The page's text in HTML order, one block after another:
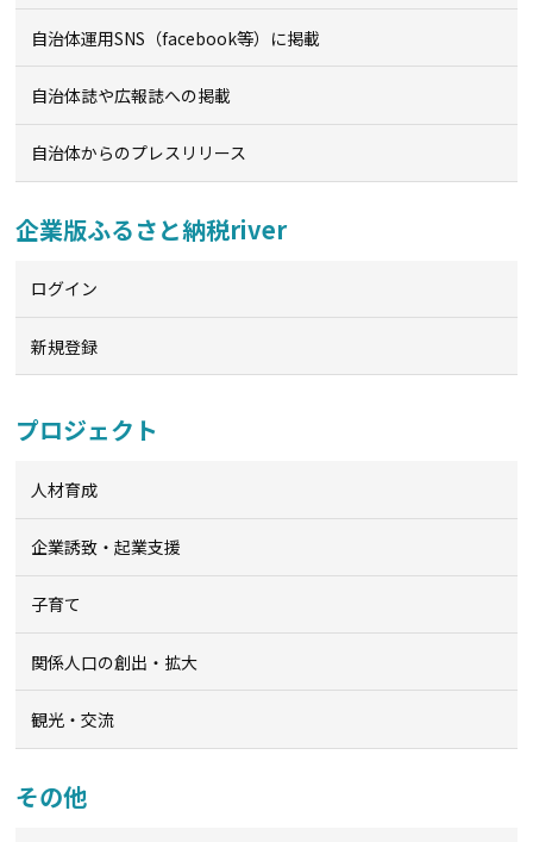
自治体運用SNS（facebook等）に掲載
自治体誌や広報誌への掲載
自治体からのプレスリリース
企業版ふるさと納税river
ログイン
新規登録
プロジェクト
人材育成
企業誘致・起業支援
子育て
関係人口の創出・拡大
観光・交流
その他